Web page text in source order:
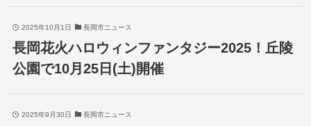
2025年10月1日 長岡市ニュース
長岡花火ハロウィンファンタジー2025！丘陵
公園で10月25日(土)開催
2025年9月30日 長岡市ニュース